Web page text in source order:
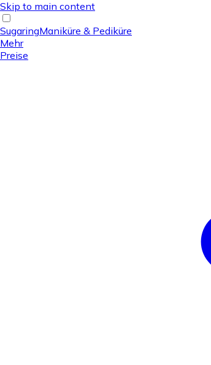
Skip to main content
SugaringManiküre & Pediküre
Mehr
Preise